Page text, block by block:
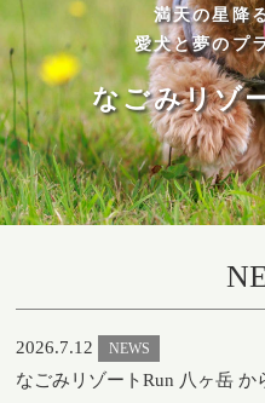
満天の星降
愛犬と夢のプ
なごみリゾ
2026.7.12 NEWS
なごみリゾートRun 八ヶ岳 か